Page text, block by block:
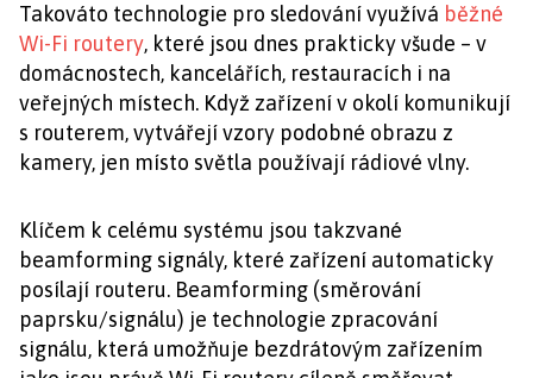
Takováto technologie pro sledování využívá běžné
Wi-Fi routery, které jsou dnes prakticky všude – v
domácnostech, kancelářích, restauracích i na
veřejných místech. Když zařízení v okolí komunikují
s routerem, vytvářejí vzory podobné obrazu z
kamery, jen místo světla používají rádiové vlny.
Klíčem k celému systému jsou takzvané
beamforming signály, které zařízení automaticky
posílají routeru. Beamforming (směrování
paprsku/signálu) je technologie zpracování
signálu, která umožňuje bezdrátovým zařízením